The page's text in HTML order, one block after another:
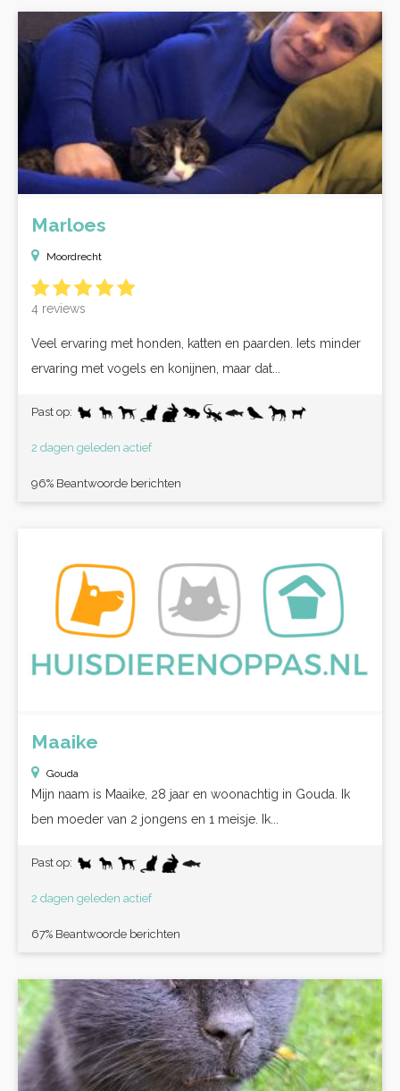
Marloes
Moordrecht
4 reviews
Veel ervaring met honden, katten en paarden. Iets minder
ervaring met vogels en konijnen, maar dat...
Past op:
2 dagen geleden actief
96% Beantwoorde berichten
Maaike
Gouda
Mijn naam is Maaike, 28 jaar en woonachtig in Gouda. Ik
ben moeder van 2 jongens en 1 meisje. Ik...
Past op:
2 dagen geleden actief
67% Beantwoorde berichten